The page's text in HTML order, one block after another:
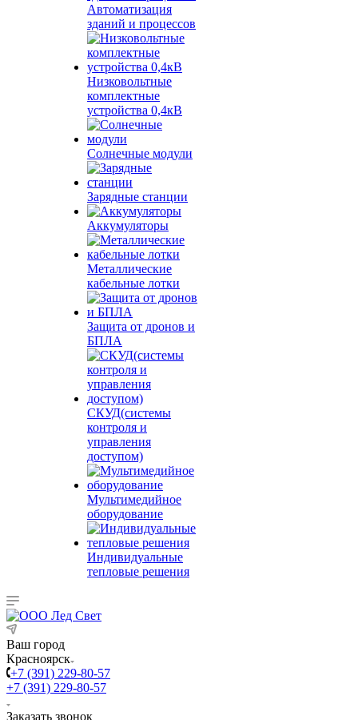
Автоматизация
зданий и процессов
Низковольтные
комплектные
устройства 0,4кВ
Солнечные модули
Зарядные станции
Аккумуляторы
Металлические
кабельные лотки
Защита от дронов и
БПЛА
СКУД(системы
контроля и
управления
доступом)
Мультимедийное
оборудование
Индивидуальные
тепловые решения
Ваш город
Красноярск
+7 (391) 229-80-57
+7 (391) 229-80-57
Заказать звонок